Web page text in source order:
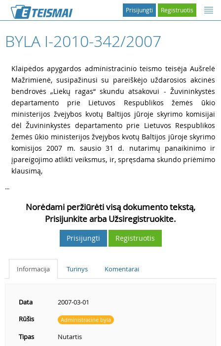
Registruotis
Prisijungti
BYLA I-2010-342/2007
Klaipėdos apygardos administracinio teismo teisėja Aušrelė
Mažrimienė, susipažinusi su pareiškėjo uždarosios akcinės
bendrovės „Liekų ragas“ skundu atsakovui - Žuvininkystės
departamento prie Lietuvos Respublikos žemės ūkio
ministerijos žvejybos kvotų Baltijos jūroje skyrimo komisijai
dėl Žuvininkystės departamento prie Lietuvos Respublikos
žemės ūkio ministerijos žvejybos kvotų Baltijos jūroje skyrimo
komisijos 2007 m. sausio 31 d. nutarimų panaikinimo ir
įpareigojimo atlikti veiksmus, ir, spręsdama skundo priėmimo
klausimą,
...
Norėdami peržiūrėti visą dokumento tekstą,
Prisijunkite arba Užsiregistruokite.
Prisijungti Registruotis
Informacija Turinys Komentarai
Data
2007-03-01
Rūšis
Administracinė byla
Tipas
Nutartis